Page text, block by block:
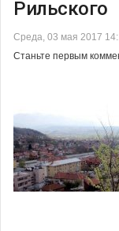
Рильского
Среда, 03 мая 2017
Станьте первым